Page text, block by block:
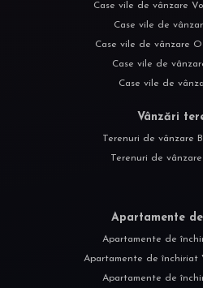
Case vile de vânzare
Case vile de
Case vile de vânzare
Case vile de
Case vile de
Vânzări
Terenuri de vânzare
Terenuri de
Apartamente
Apartamente de
Apartamente de închiriat
Apartamente de